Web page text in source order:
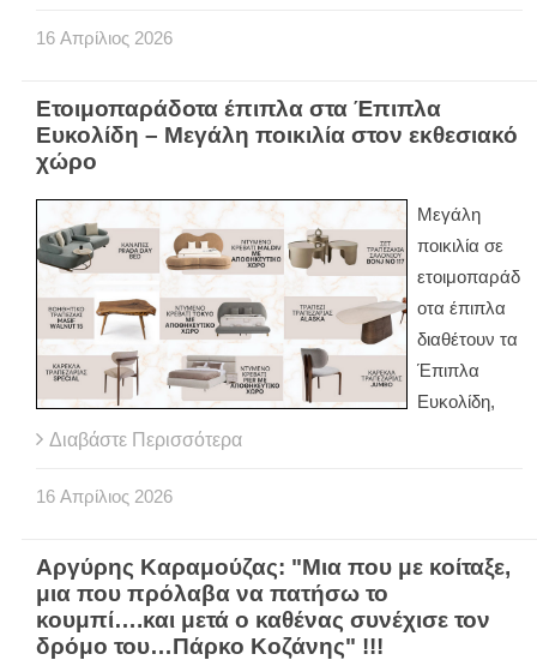
16 Απρίλιος 2026
Ετοιμοπαράδοτα έπιπλα στα Έπιπλα
Ευκολίδη – Μεγάλη ποικιλία στον εκθεσιακό
χώρο
Μεγάλη
ποικιλία σε
ετοιμοπαράδ
οτα έπιπλα
διαθέτουν τα
Έπιπλα
Ευκολίδη,
Διαβάστε Περισσότερα
16 Απρίλιος 2026
Αργύρης Καραμούζας: "Μια που με κοίταξε,
μια που πρόλαβα να πατήσω το
κουμπί….και μετά ο καθένας συνέχισε τον
δρόμο του…Πάρκο Κοζάνης" !!!